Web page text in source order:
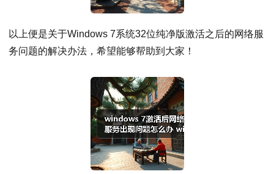
以上便是关于Windows 7系统32位纯净版激活之后的网络服
务问题的解决办法，希望能够帮助到大家！